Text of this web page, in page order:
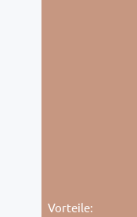
Vorteile: